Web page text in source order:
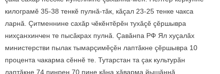
килограмӗ 35-38 тенкӗ пулнă-тăк, кăçал 23-25 тенке чакса
ларнă. Çитменнине сахăр чӗкӗнтӗрӗн тухăçӗ çӗршывра
нихçанхинчен те пысăкрах пулнă. Çавăнпа РФ Ял хуçалăх
министерстви пылак тымарçимӗçӗн лаптăкне çӗршывра 10
процента чакарма сӗннӗ те. Тутарстан та çак культурăн
лаптăкне 74 пинрен 70 пине кăна хăварма йышăннă.